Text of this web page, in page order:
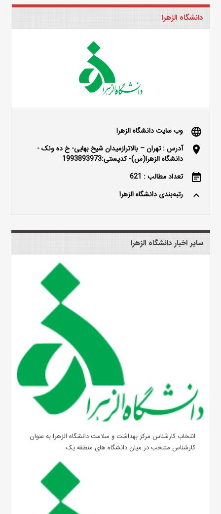
دانشگاه الزهرا
language وب سایت دانشگاه الزهرا
location_on
آدرس : تهران – بالاترازمیدان شیخ بهایی- خ ده ونک -
دانشگاه الزهرا(س)- کدپستی:1993893973
event_note تعداد مطالب : 621
keyboard_arrow_up رتبه‌بندی دانشگاه الزهرا
سایر اخبار دانشگاه الزهرا
انتخاب کارشناس مرکز بهداشت و سلامت دانشگاه الزهرا به عنوان
کارشناس منتخب در میان دانشگاه های منطقه یک